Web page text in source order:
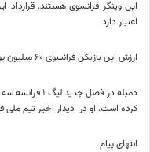
اعتبار دارد.
ارزش این بازیکن فرانسوی ۶۰ میلیون یورو است.
دمبله در فصل
کرده است. او در دیدار اخیر تیم ملی
انتهای پیام